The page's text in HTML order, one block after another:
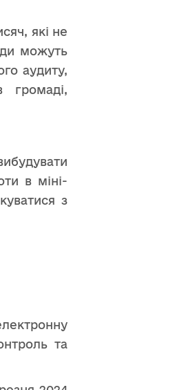
які не
можуть
аудиту,
громаді,
в міні-
з
та